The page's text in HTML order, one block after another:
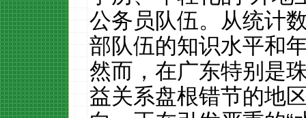
公务员队伍。从统计
部队伍的知识水平和
然而，在广东特别是
益关系盘根错节的地